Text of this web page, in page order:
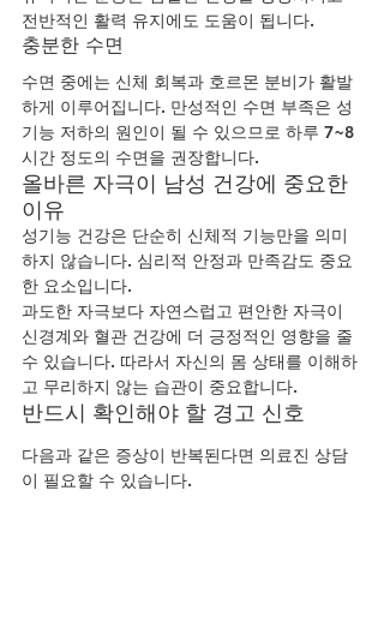
전반적인 활력 유지에도 도움이 됩니다.
충분한 수면
수면 중에는 신체 회복과 호르몬 분비가 활발
하게 이루어집니다. 만성적인 수면 부족은 성
기능 저하의 원인이 될 수 있으므로 하루 7~8
시간 정도의 수면을 권장합니다.
올바른 자극이 남성 건강에 중요한
이유
성기능 건강은 단순히 신체적 기능만을 의미
하지 않습니다. 심리적 안정과 만족감도 중요
한 요소입니다.
과도한 자극보다 자연스럽고 편안한 자극이
신경계와 혈관 건강에 더 긍정적인 영향을 줄
수 있습니다. 따라서 자신의 몸 상태를 이해하
고 무리하지 않는 습관이 중요합니다.
반드시 확인해야 할 경고 신호
다음과 같은 증상이 반복된다면 의료진 상담
이 필요할 수 있습니다.